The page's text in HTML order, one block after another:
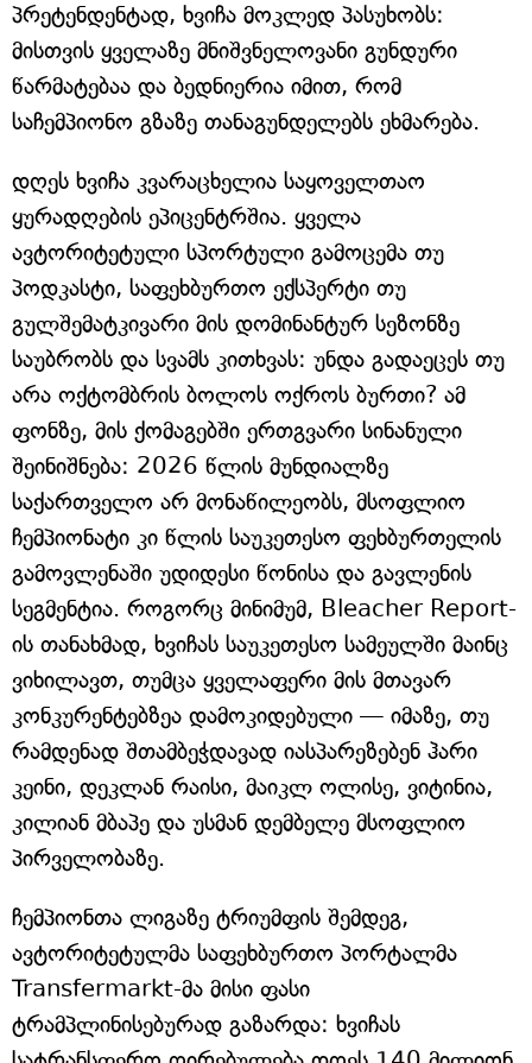
პრეტენდენტად, ხვიჩა მოკლედ პასუხობს:
მისთვის ყველაზე მნიშვნელოვანი გუნდური
წარმატებაა და ბედნიერია იმით, რომ
საჩემპიონო გზაზე თანაგუნდელებს ეხმარება.
დღეს ხვიჩა კვარაცხელია საყოველთაო
ყურადღების ეპიცენტრშია. ყველა
ავტორიტეტული სპორტული გამოცემა თუ
პოდკასტი, საფეხბურთო ექსპერტი თუ
გულშემატკივარი მის დომინანტურ სეზონზე
საუბრობს და სვამს კითხვას: უნდა გადაეცეს თუ
არა ოქტომბრის ბოლოს ოქროს ბურთი? ამ
ფონზე, მის ქომაგებში ერთგვარი სინანული
შეინიშნება: 2026 წლის მუნდიალზე
საქართველო არ მონაწილეობს, მსოფლიო
ჩემპიონატი კი წლის საუკეთესო ფეხბურთელის
გამოვლენაში უდიდესი წონისა და გავლენის
სეგმენტია. როგორც მინიმუმ, Bleacher Report-
ის თანახმად, ხვიჩას საუკეთესო სამეულში მაინც
ვიხილავთ, თუმცა ყველაფერი მის მთავარ
კონკურენტებზეა დამოკიდებული — იმაზე, თუ
რამდენად შთამბეჭდავად იასპარეზებენ ჰარი
კეინი, დეკლან რაისი, მაიკლ ოლისე, ვიტინია,
კილიან მბაპე და უსმან დემბელე მსოფლიო
პირველობაზე.
ჩემპიონთა ლიგაზე ტრიუმფის შემდეგ,
ავტორიტეტულმა საფეხბურთო პორტალმა
Transfermarkt-მა მისი ფასი
ტრამპლინისებურად გაზარდა: ხვიჩას